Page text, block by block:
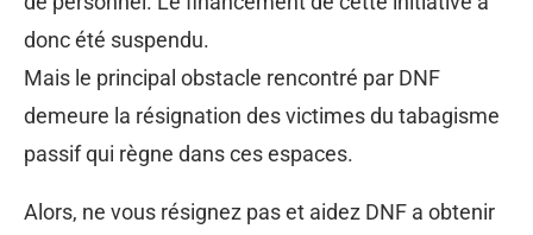
donc été suspendu.
Mais le principal obstacle rencontré par DNF
demeure la résignation des victimes du tabagisme
passif qui règne dans ces espaces.
Alors, ne vous résignez pas et aidez DNF a obtenir